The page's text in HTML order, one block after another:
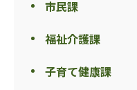
市民課
福祉介護課
子育て健康課